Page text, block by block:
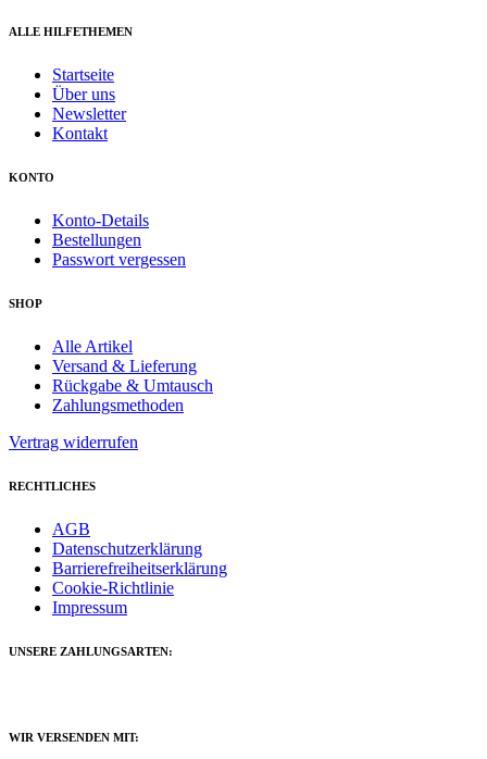
ALLE HILFETHEMEN
Startseite
Über uns
Newsletter
Kontakt
KONTO
Konto-Details
Bestellungen
Passwort vergessen
SHOP
Alle Artikel
Versand & Lieferung
Rückgabe & Umtausch
Zahlungsmethoden
Vertrag widerrufen
RECHTLICHES
AGB
Datenschutzerklärung
Barrierefreiheitserklärung
Cookie-Richtlinie
Impressum
UNSERE ZAHLUNGSARTEN:
WIR VERSENDEN MIT: